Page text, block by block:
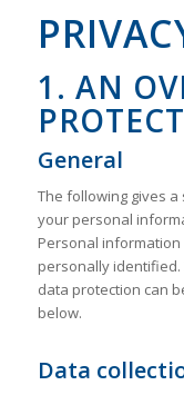
1. AN
General
The following gives
your personal
Personal
personally
data protection can
below.
Data